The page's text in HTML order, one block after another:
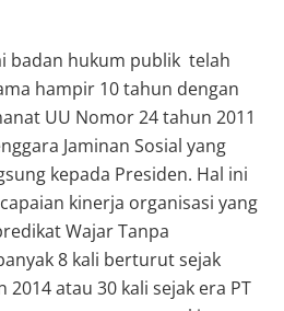
badan hukum publik telah
hampir 10 tahun dengan
UU Nomor 24 tahun 2011
Jaminan Sosial yang
kepada Presiden. Hal ini
kinerja organisasi yang
Wajar Tanpa
8 kali berturut sejak
atau 30 kali sejak era PT